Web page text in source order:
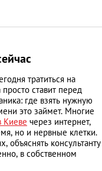
тратиться на
ставит перед
где взять нужную
это займет. Многие
Киеве через интернет,
но и нервные клетки.
объяснять консультанту
в собственном